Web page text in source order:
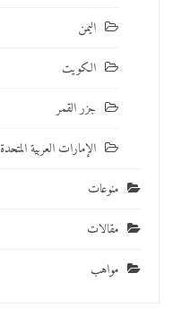
اليمن
الكويت
جزر القمر
الإمارات العربية المتحدة
منوعات
مقالات
مواهب